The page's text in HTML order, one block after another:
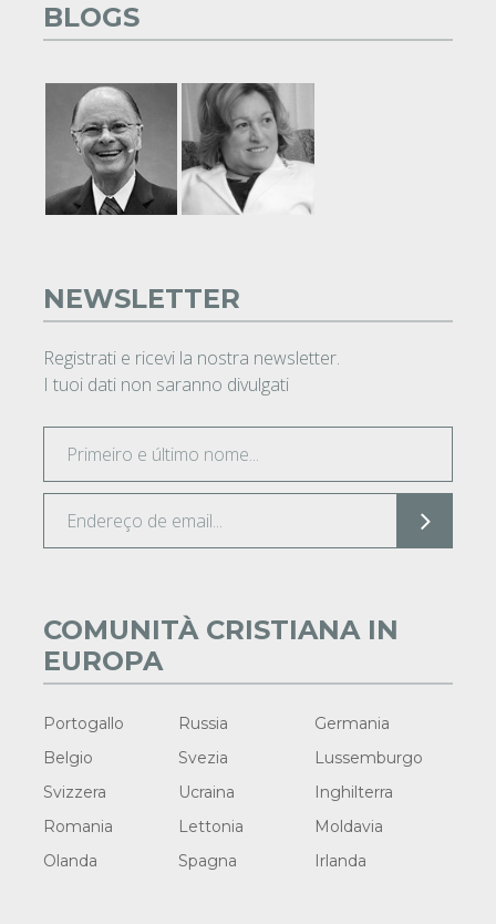
BLOGS
NEWSLETTER
Registrati e ricevi la nostra newsletter.
I tuoi dati non saranno divulgati
COMUNITÀ CRISTIANA IN
EUROPA
Portogallo Russia
Germania
Belgio
Svezia
Lussemburgo
Svizzera
Ucraina
Inghilterra
Romania
Lettonia
Moldavia
Olanda
Spagna Irlanda